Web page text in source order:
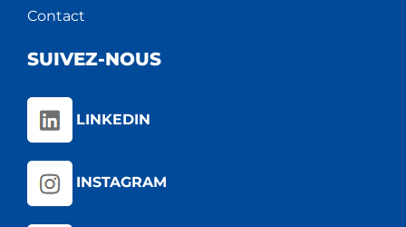
Contact
SUIVEZ-NOUS
LINKEDIN
INSTAGRAM